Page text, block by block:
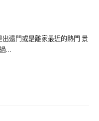
遠門或是離家最近的熱門 景
…